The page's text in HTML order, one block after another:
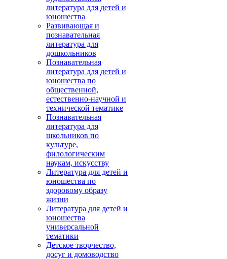
литература для детей и
юношества
Развивающая и
познавательная
литература для
дошкольников
Познавательная
литература для детей и
юношества по
общественной,
естественно-научной и
технической тематике
Познавательная
литература для
школьников по
культуре,
филологическим
наукам, искусству
Литература для детей и
юношества по
здоровому образу
жизни
Литература для детей и
юношества
универсальной
тематики
Детское творчество,
досуг и домоводство